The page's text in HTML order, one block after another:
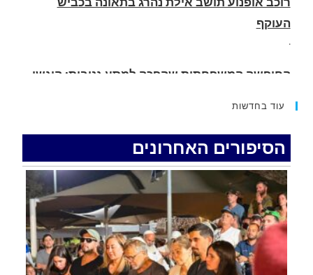
החופשה המשפחתית שהפכה למסע גניבות: הוגשו
.
רכב התנגש במעקה בטיחות בכביש 90 בסמוך לעין
חצבה. פצועים
איציק נועם מייסד מקומו ערב ערב נפטר
עוד בחדשות
הסיפורים האחרונים